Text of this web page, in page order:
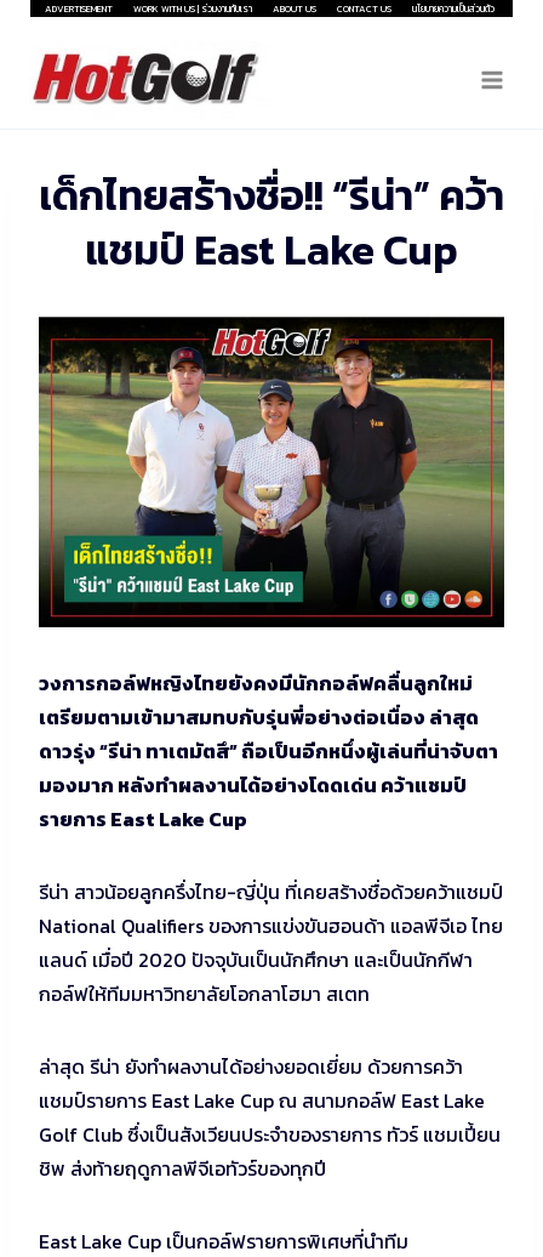
Skip
content
ADVERTISEMENT WORK WITH US | ร่วมงานกับเรา ABOUT US CONTACT US นโยบายความเป็นส่วนตัว
เด็กไทยสร้างชื่อ!! “รีน่า” คว้า
แชมป์ East Lake Cup
วงการกอล์ฟหญิงไทยยังคงมีนักกอล์ฟคลื่นลูกใหม่
เตรียมตามเข้ามาสมทบกับรุ่นพี่อย่างต่อเนื่อง ล่าสุด
ดาวรุ่ง “รีน่า ทาเตมัตสึ” ถือเป็นอีกหนึ่งผู้เล่นที่น่าจับตา
มองมาก หลังทำผลงานได้อย่างโดดเด่น คว้าแชมป์
รายการ East Lake Cup
รีน่า สาวน้อยลูกครึ่งไทย-ญี่ปุ่น ที่เคยสร้างชื่อด้วยคว้าแชมป์
National Qualifiers ของการแข่งขันฮอนด้า แอลพีจีเอ ไทย
แลนด์ เมื่อปี 2020 ปัจจุบันเป็นนักศึกษา และเป็นนักกีฬา
กอล์ฟให้ทีมมหาวิทยาลัยโอกลาโฮมา สเตท
ล่าสุด รีน่า ยังทำผลงานได้อย่างยอดเยี่ยม ด้วยการคว้า
แชมป์รายการ East Lake Cup ณ สนามกอล์ฟ East Lake
Golf Club ซึ่งเป็นสังเวียนประจำของรายการ ทัวร์ แชมเปี้ยน
ชิพ ส่งท้ายฤดูกาลพีจีเอทัวร์ของทุกปี
East Lake Cup เป็นกอล์ฟรายการพิเศษที่นำทีม